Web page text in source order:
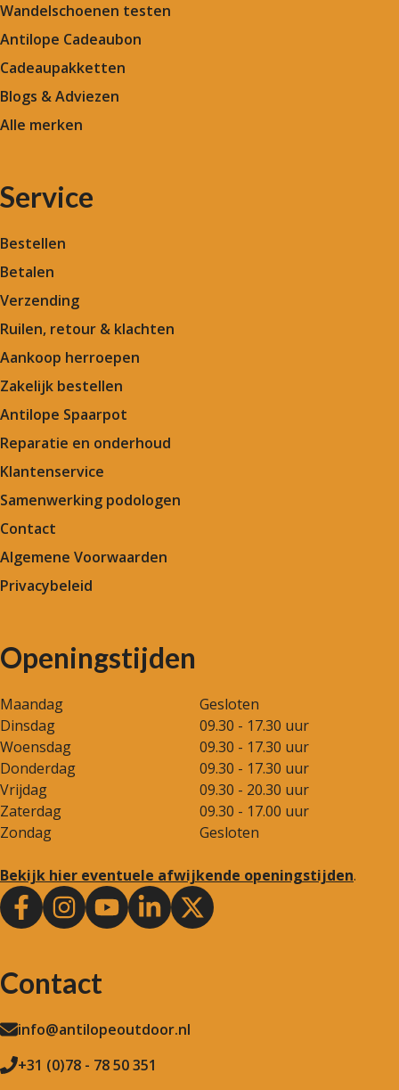
Wandelschoenen testen
Antilope Cadeaubon
Cadeaupakketten
Blogs & Adviezen
Alle merken
Service
Bestellen
Betalen
Verzending
Ruilen, retour & klachten
Aankoop herroepen
Zakelijk bestellen
Antilope Spaarpot
Reparatie en onderhoud
Klantenservice
Samenwerking podologen
Contact
Algemene Voorwaarden
Privacybeleid
Openingstijden
Maandag
Gesloten
Dinsdag
09.30 - 17.30 uur
Woensdag
09.30 - 17.30 uur
Donderdag
09.30 - 17.30 uur
Vrijdag
09.30 - 20.30 uur
Zaterdag
09.30 - 17.00 uur
Zondag
Gesloten
Bekijk hier eventuele afwijkende openingstijden.
Contact
info@antilopeoutdoor.nl
+31 (0)78 - 78 50 351